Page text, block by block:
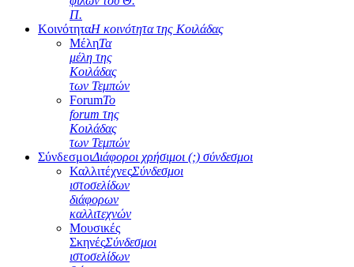
Π.
ΚοινότηταΗ κοινότητα της Κοιλάδας
ΜέληΤα
μέλη της
Κοιλάδας
των Τεμπών
ForumΤο
forum της
Κοιλάδας
των Τεμπών
ΣύνδεσμοιΔιάφοροι χρήσιμοι (;) σύνδεσμοι
ΚαλλιτέχνεςΣύνδεσμοι
ιστοσελίδων
διάφορων
καλλιτεχνών
Μουσικές
ΣκηνέςΣύνδεσμοι
ιστοσελίδων